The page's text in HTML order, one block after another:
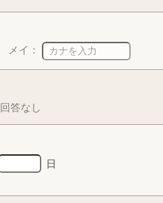
メイ：
回答なし
日